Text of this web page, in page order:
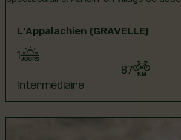
L’Appalachien (GRAVELLE)
1
87
Intermédiaire